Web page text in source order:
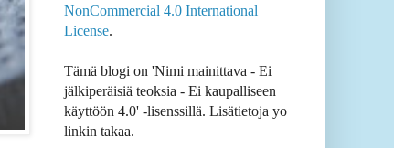
NonCommercial 4.0 International
License.
Tämä blogi on 'Nimi mainittava - Ei
jälkiperäisiä teoksia - Ei kaupalliseen
käyttöön 4.0' -lisenssillä. Lisätietoja yo
linkin takaa.